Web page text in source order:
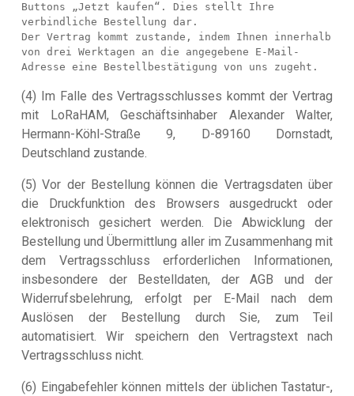
Buttons „Jetzt kaufen“. Dies stellt Ihre
verbindliche Bestellung dar.
Der Vertrag kommt zustande, indem Ihnen innerhalb
von drei Werktagen an die angegebene E-Mail-
Adresse eine Bestellbestätigung von uns zugeht.
(4) Im Falle des Vertragsschlusses kommt der Vertrag
mit LoRaHAM, Geschäftsinhaber Alexander Walter,
Hermann-Köhl-Straße 9, D-89160 Dornstadt,
Deutschland zustande.
(5) Vor der Bestellung können die Vertragsdaten über
die Druckfunktion des Browsers ausgedruckt oder
elektronisch gesichert werden. Die Abwicklung der
Bestellung und Übermittlung aller im Zusammenhang mit
dem Vertragsschluss erforderlichen Informationen,
insbesondere der Bestelldaten, der AGB und der
Widerrufsbelehrung, erfolgt per E-Mail nach dem
Auslösen der Bestellung durch Sie, zum Teil
automatisiert. Wir speichern den Vertragstext nach
Vertragsschluss nicht.
(6) Eingabefehler können mittels der üblichen Tastatur-,